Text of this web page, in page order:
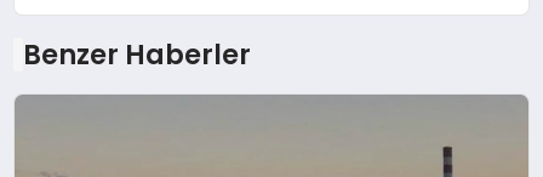
Benzer Haberler